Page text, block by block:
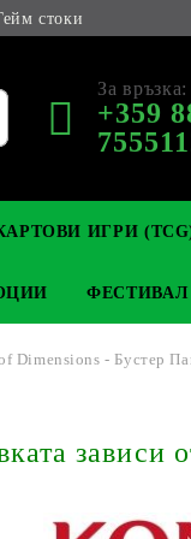
стоки
За връзка:
+359
TCG
ИГРИ
Dimensions - Бустер
зависи